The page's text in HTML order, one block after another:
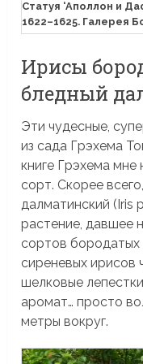
Статуя ‘Аполлон и
1622–1625. Галерея
Ирисы
бледный
Эти чудесные,
из сада Грэхема
книге Грэхема мне
сорт. Скорее
далматинский (Iris
растение, давшее
сортов бородатых
сиреневых ирисов
шелковые
аромат… просто
метры вокруг.